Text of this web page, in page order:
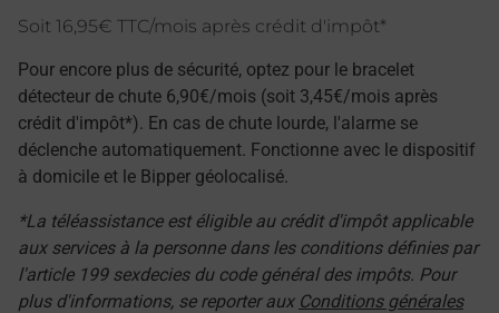
Soit 16,95€ TTC/mois après crédit d'impôt*
Pour encore plus de sécurité, optez pour le bracelet
détecteur de chute 6,90€/mois (soit 3,45€/mois après
crédit d'impôt*). En cas de chute lourde, l'alarme se
déclenche automatiquement. Fonctionne avec le dispositif
à domicile et le Bipper géolocalisé.
*La téléassistance est éligible au crédit d'impôt applicable
aux services à la personne dans les conditions définies par
l'article 199 sexdecies du code général des impôts. Pour
plus d'informations, se reporter aux Conditions générales